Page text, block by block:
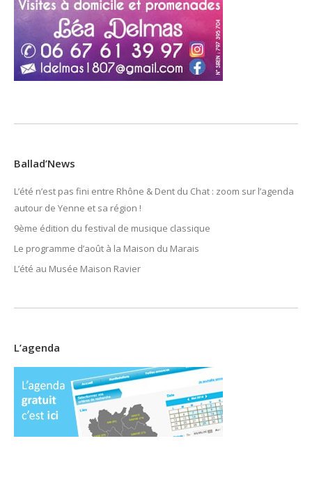
Ballad’News
L’été n’est pas fini entre Rhône & Dent du Chat : zoom sur l’agenda
autour de Yenne et sa région !
9ème édition du festival de musique classique
Le programme d’août à la Maison du Marais
L’été au Musée Maison Ravier
L’agenda